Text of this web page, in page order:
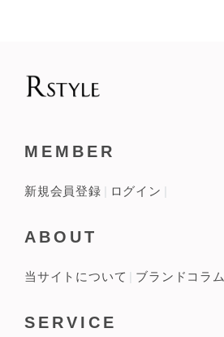
MEMBER
新規会員登録 ログイン
ABOUT
当サイトについて ブランドコラム
SERVICE